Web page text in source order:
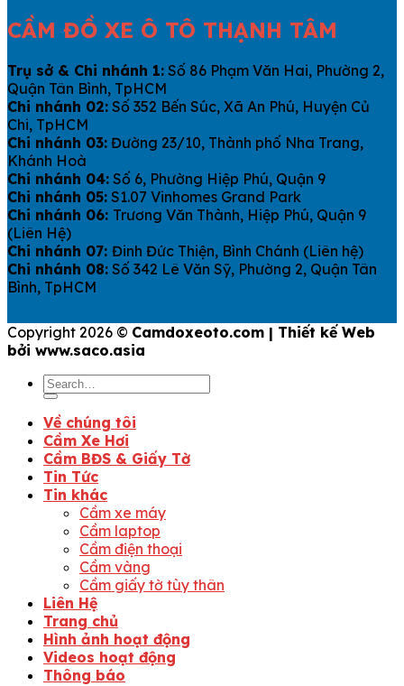
CẦM ĐỒ XE Ô TÔ THẠNH TÂM
Trụ sở & Chi nhánh 1: Số 86 Phạm Văn Hai, Phường 2,
Quận Tân Bình, TpHCM
Chi nhánh 02: Số 352 Bến Súc, Xã An Phú, Huyện Củ
Chi, TpHCM
Chi nhánh 03: Đường 23/10, Thành phố Nha Trang,
Khánh Hoà
Chi nhánh 04: Số 6, Phường Hiệp Phú, Quận 9
Chi nhánh 05: S1.07 Vinhomes Grand Park
Chi nhánh 06: Trương Văn Thành, Hiệp Phú, Quận 9
(Liên Hệ)
Chi nhánh 07: Đinh Đức Thiện, Bình Chánh (Liên hệ)
Chi nhánh 08: Số 342 Lê Văn Sỹ, Phường 2, Quận Tân
Bình, TpHCM
Copyright 2026 © Camdoxeoto.com | Thiết kế Web
bởi www.saco.asia
Về chúng tôi
Cầm Xe Hơi
Cầm BĐS & Giấy Tờ
Tin Tức
Tin khác
Cầm xe máy
Cầm laptop
Cầm điện thoại
Cầm vàng
Cầm giấy tờ tùy thân
Liên Hệ
Trang chủ
Hình ảnh hoạt động
Videos hoạt động
Thông báo